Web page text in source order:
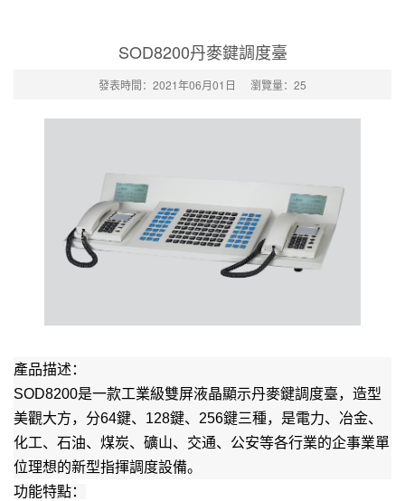
SOD8200丹麥鍵調度臺
發表時間：2021年06月01日 瀏覽量：25
產品描述：
SOD8200是一款工業級雙屏液晶顯示丹麥鍵調度臺，造型
美觀大方，分64鍵、128鍵、256鍵三種，是電力、冶金、
化工、石油、煤炭、礦山、交通、公安等各行業的企事業單
位理想的新型指揮調度設備。
功能特點：